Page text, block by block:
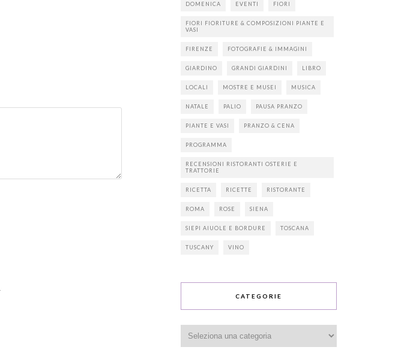
DOMENICA EVENTI FIORI
FIORI FIORITURE & COMPOSIZIONI PIANTE E
VASI
FIRENZE FOTOGRAFIE & IMMAGINI
GIARDINO GRANDI GIARDINI LIBRO
LOCALI MOSTRE E MUSEI MUSICA
NATALE PALIO PAUSA PRANZO
PIANTE E VASI PRANZO & CENA
PROGRAMMA
RECENSIONI RISTORANTI OSTERIE E
TRATTORIE
RICETTA RICETTE RISTORANTE
ROMA ROSE SIENA
SIEPI AIUOLE E BORDURE TOSCANA
TUSCANY VINO
CATEGORIE